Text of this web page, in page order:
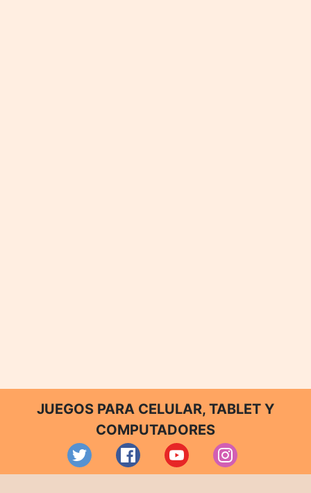
JUEGOS PARA CELULAR, TABLET Y
COMPUTADORES